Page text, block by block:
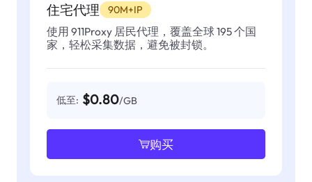
住宅代理 90M+IP
使用 911Proxy 居民代理，覆盖全球 195 个国
家，轻松采集数据，避免被封锁。
低至: $0.80/GB
购买